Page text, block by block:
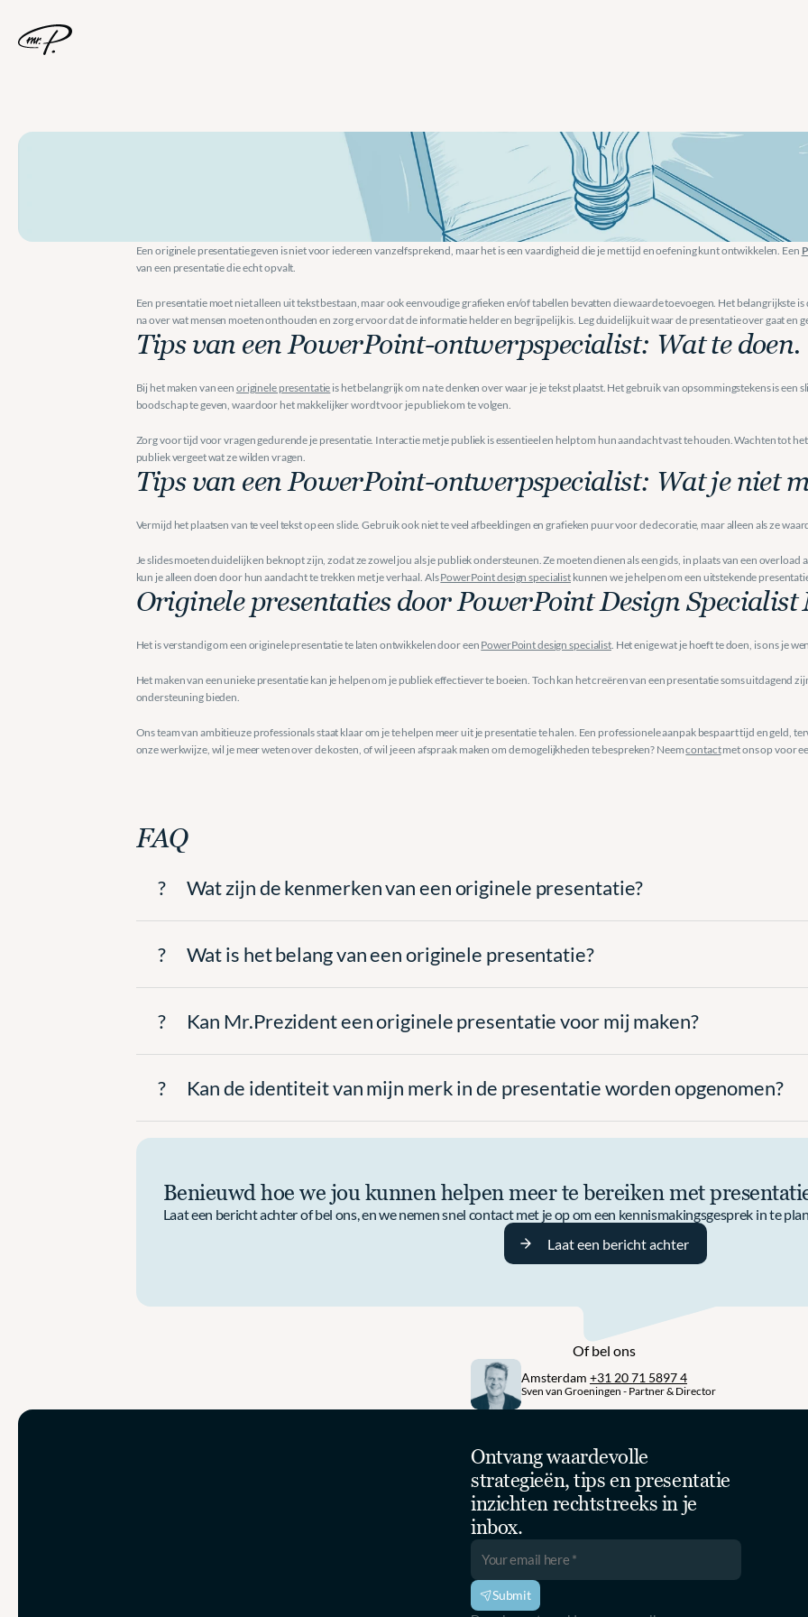
Een originele presentatie geven is niet voor iedereen vanzelfsprekend, maar het is een vaardigheid die je met tijd en oefening kunt ontwikkelen. Een
van een presentatie die echt opvalt.
Een presentatie moet niet alleen uit tekst bestaan, maar ook eenvoudige grafieken en/of tabellen bevatten die waarde toevoegen. Het belangrijkste
na over wat mensen moeten onthouden en zorg ervoor dat de informatie helder en begrijpelijk is. Leg duidelijk uit waar de presentatie over gaat en
Tips van een PowerPoint-ontwerpspecialist: Wat te doen.
Bij het maken van een originele presentatie is het belangrijk om na te denken over waar je je tekst plaatst. Het gebruik van opsommingstekens is een
boodschap te geven, waardoor het makkelijker wordt voor je publiek om te volgen.
Zorg voor tijd voor vragen gedurende je presentatie. Interactie met je publiek is essentieel en helpt om hun aandacht vast te houden. Wachten tot
publiek vergeet wat ze wilden vragen.
Tips van een PowerPoint-ontwerpspecialist: Wat je niet
Vermijd het plaatsen van te veel tekst op een slide. Gebruik ook niet te veel afbeeldingen en grafieken puur voor de decoratie, maar alleen als ze
Je slides moeten duidelijk en beknopt zijn, zodat ze zowel jou als je publiek ondersteunen. Ze moeten dienen als een gids, in plaats van een
kun je alleen doen door hun aandacht te trekken met je verhaal. Als PowerPoint design specialist kunnen we je helpen om een uitstekende
Originele presentaties door PowerPoint Design
Het is verstandig om een originele presentatie te laten ontwikkelen door een PowerPoint design specialist. Het enige wat je hoeft te doen, is ons je
Het maken van een unieke presentatie kan je helpen om je publiek effectiever te boeien. Toch kan het creëren van een presentatie soms uitdagend
ondersteuning bieden.
Ons team van ambitieuze professionals staat klaar om je te helpen meer uit je presentatie te halen. Een professionele aanpak bespaart tijd en geld,
onze werkwijze, wil je meer weten over de kosten, of wil je een afspraak maken om de mogelijkheden te bespreken? Neem contact met ons op voor
FAQ
? Wat zijn de kenmerken van een originele presentatie?
? Wat is het belang van een originele presentatie?
? Kan Mr.Prezident een originele presentatie voor mij maken?
? Kan de identiteit van mijn merk in de presentatie worden opgenomen?
Benieuwd hoe we jou kunnen helpen meer te bereiken met
Laat een bericht achter of bel ons, en we nemen snel contact met je op om een kennismakingsgesprek in te
Laat een bericht achter
Of bel ons
Amsterdam +31 20 71 5897 4
Sven van Groeningen - Partner & Director
Ontvang waardevolle
strategieën, tips en presentatie
inzichten rechtstreeks in je
inbox.
Submit